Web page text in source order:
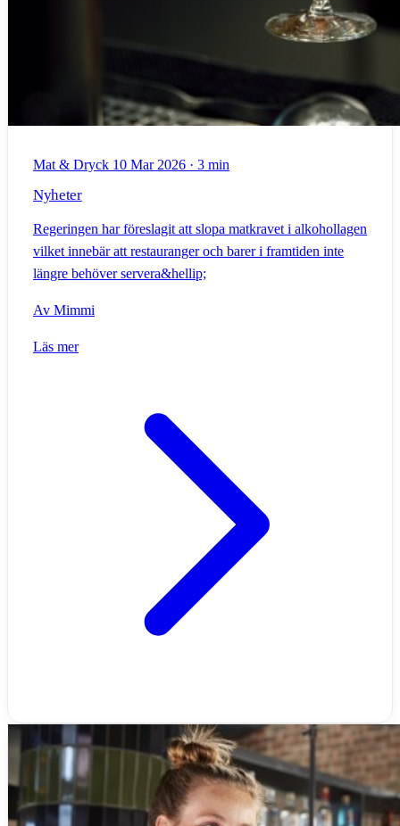
Mat & Dryck 10 Mar 2026 · 3 min
Nyheter
Regeringen har föreslagit att slopa matkravet i alkohollagen
vilket innebär att restauranger och barer i framtiden inte
längre behöver servera&hellip;
Av Mimmi
Läs mer